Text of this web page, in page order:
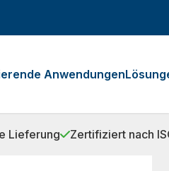
Anwendungen
Lieferung Zertifiziert nach